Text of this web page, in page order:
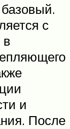
с
в
и
После